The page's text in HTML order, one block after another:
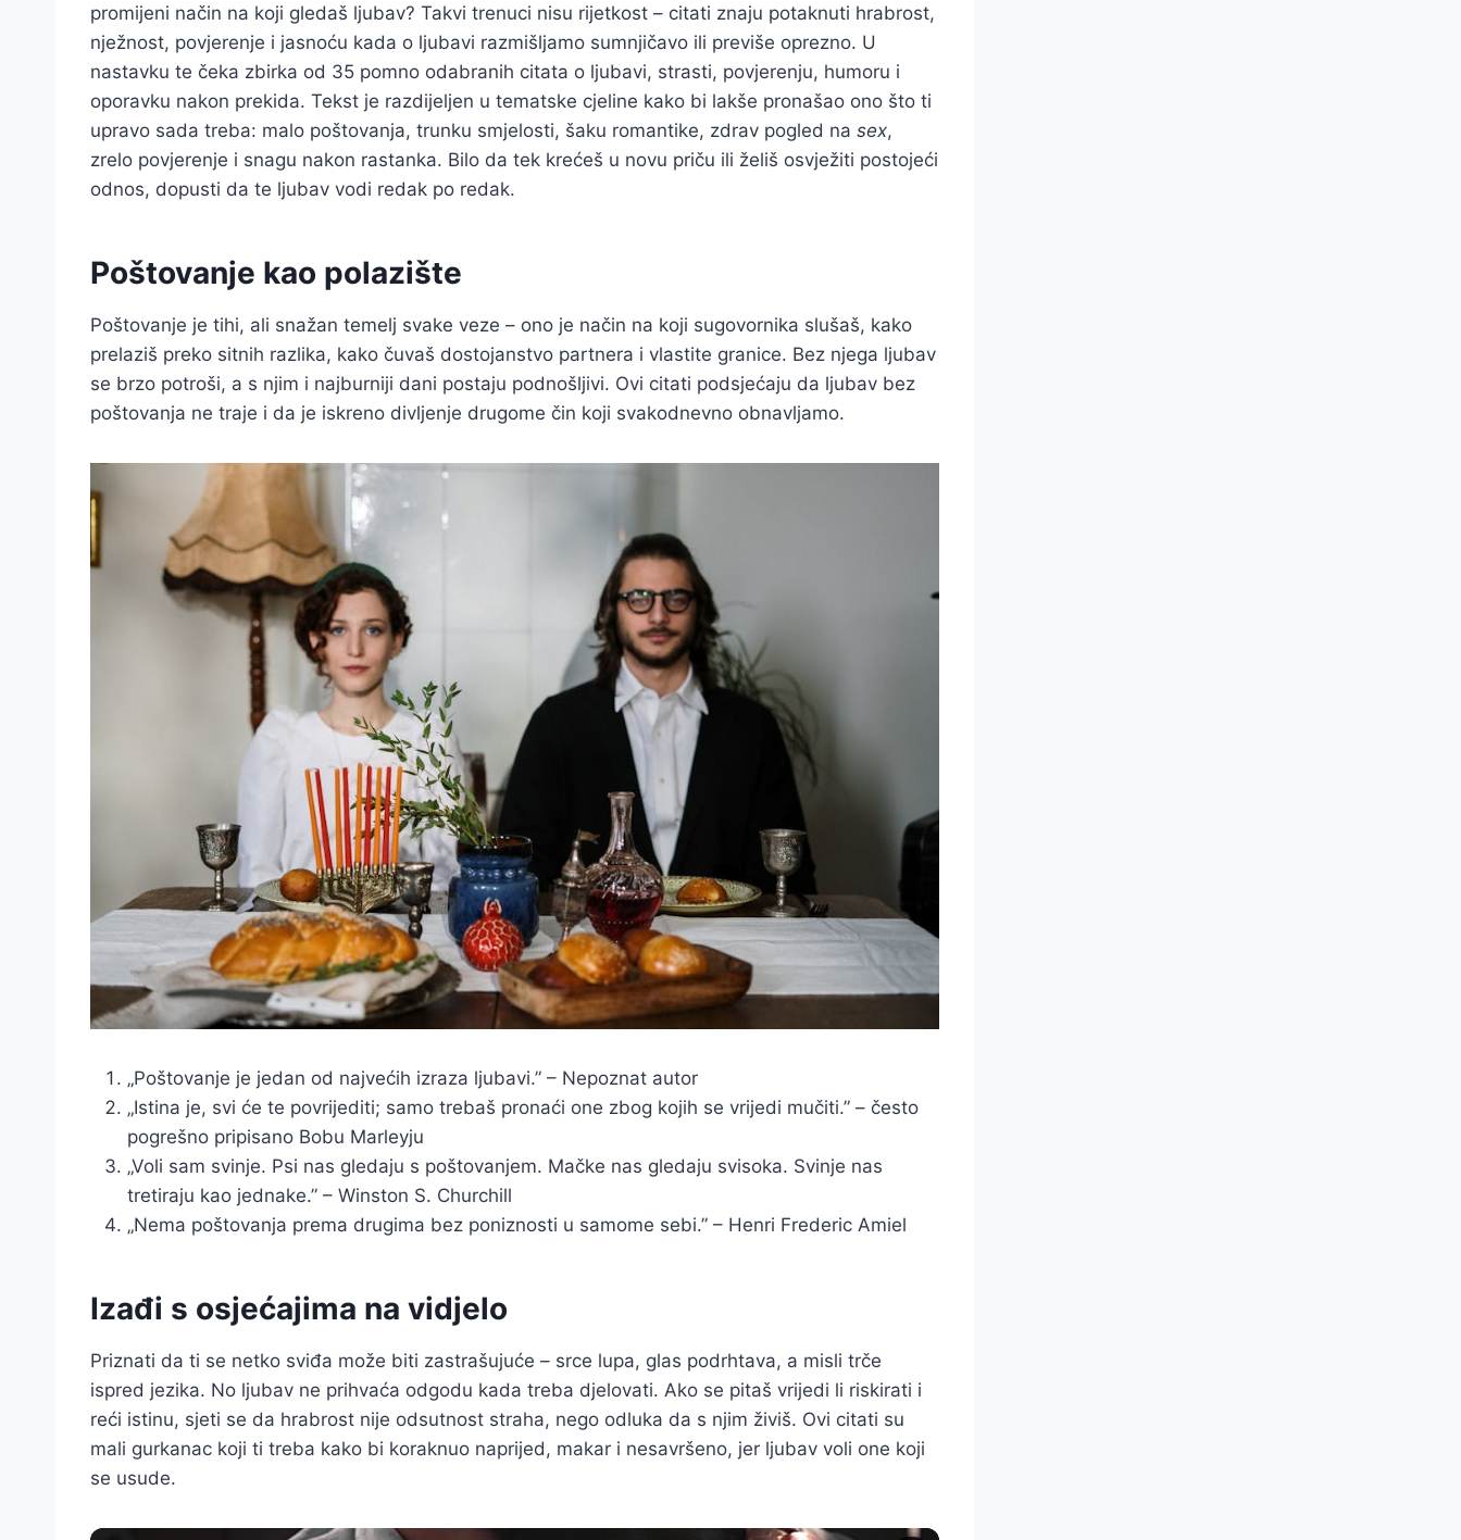
promijeni način na koji gledaš ljubav? Takvi trenuci nisu rijetkost – citati znaju potaknuti hrabrost,
nježnost, povjerenje i jasnoću kada o ljubavi razmišljamo sumnjičavo ili previše oprezno. U
nastavku te čeka zbirka od 35 pomno odabranih citata o ljubavi, strasti, povjerenju, humoru i
oporavku nakon prekida. Tekst je razdijeljen u tematske cjeline kako bi lakše pronašao ono što ti
upravo sada treba: malo poštovanja, trunku smjelosti, šaku romantike, zdrav pogled na sex,
zrelo povjerenje i snagu nakon rastanka. Bilo da tek krećeš u novu priču ili želiš osvježiti postojeći
odnos, dopusti da te ljubav vodi redak po redak.
Poštovanje kao polazište
Poštovanje je tihi, ali snažan temelj svake veze – ono je način na koji sugovornika slušaš, kako
prelaziš preko sitnih razlika, kako čuvaš dostojanstvo partnera i vlastite granice. Bez njega ljubav
se brzo potroši, a s njim i najburniji dani postaju podnošljivi. Ovi citati podsjećaju da ljubav bez
poštovanja ne traje i da je iskreno divljenje drugome čin koji svakodnevno obnavljamo.
„Poštovanje je jedan od najvećih izraza ljubavi.” – Nepoznat autor
„Istina je, svi će te povrijediti; samo trebaš pronaći one zbog kojih se vrijedi mučiti.” – često
pogrešno pripisano Bobu Marleyju
„Voli sam svinje. Psi nas gledaju s poštovanjem. Mačke nas gledaju svisoka. Svinje nas
tretiraju kao jednake.” – Winston S. Churchill
„Nema poštovanja prema drugima bez poniznosti u samome sebi.” – Henri Frederic Amiel
Izađi s osjećajima na vidjelo
Priznati da ti se netko sviđa može biti zastrašujuće – srce lupa, glas podrhtava, a misli trče
ispred jezika. No ljubav ne prihvaća odgodu kada treba djelovati. Ako se pitaš vrijedi li riskirati i
reći istinu, sjeti se da hrabrost nije odsutnost straha, nego odluka da s njim živiš. Ovi citati su
mali gurkanac koji ti treba kako bi koraknuo naprijed, makar i nesavršeno, jer ljubav voli one koji
se usude.